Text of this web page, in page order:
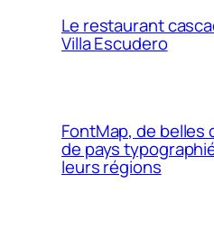
Le restaurant
Villa Escudero
FontMap, de belles
de pays
leurs régions